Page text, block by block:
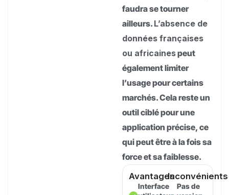
faudra se tourner
ailleurs. L’absence de
données françaises
ou africainespeut
également limiter
l’usage pour certains
marchés. Cela reste un
outil ciblé pour une
application précise, ce
qui peut être à la fois sa
force et sa faiblesse.
Avantages
Interface
Inconvénients
Pas de